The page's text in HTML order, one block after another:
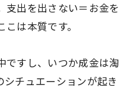
支出を出さない＝お金を
は本質です。
ですし、いつか成金は淘
チュエーションが起き